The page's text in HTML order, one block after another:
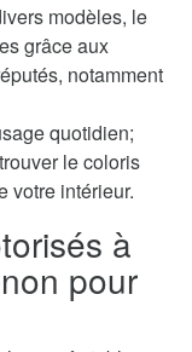
modèles, le
grâce aux
notamment
quotidien;
le coloris
votre intérieur.
à
pour